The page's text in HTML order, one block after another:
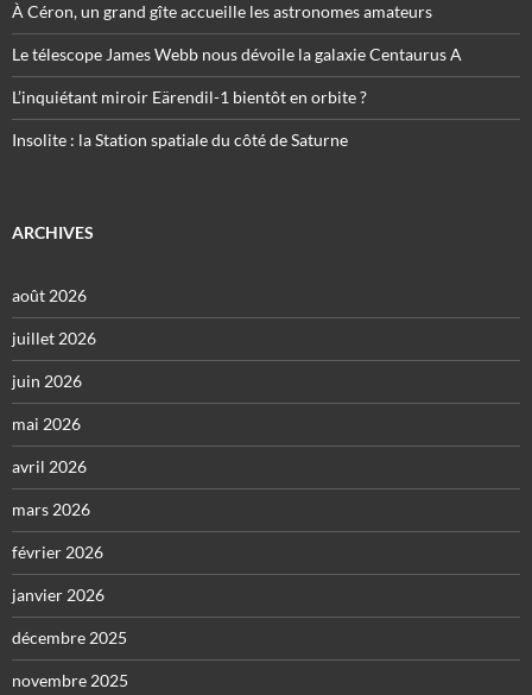
À Céron, un grand gîte accueille les astronomes amateurs
Le télescope James Webb nous dévoile la galaxie Centaurus A
L’inquiétant miroir Eärendil-1 bientôt en orbite ?
Insolite : la Station spatiale du côté de Saturne
ARCHIVES
août 2026
juillet 2026
juin 2026
mai 2026
avril 2026
mars 2026
février 2026
janvier 2026
décembre 2025
novembre 2025